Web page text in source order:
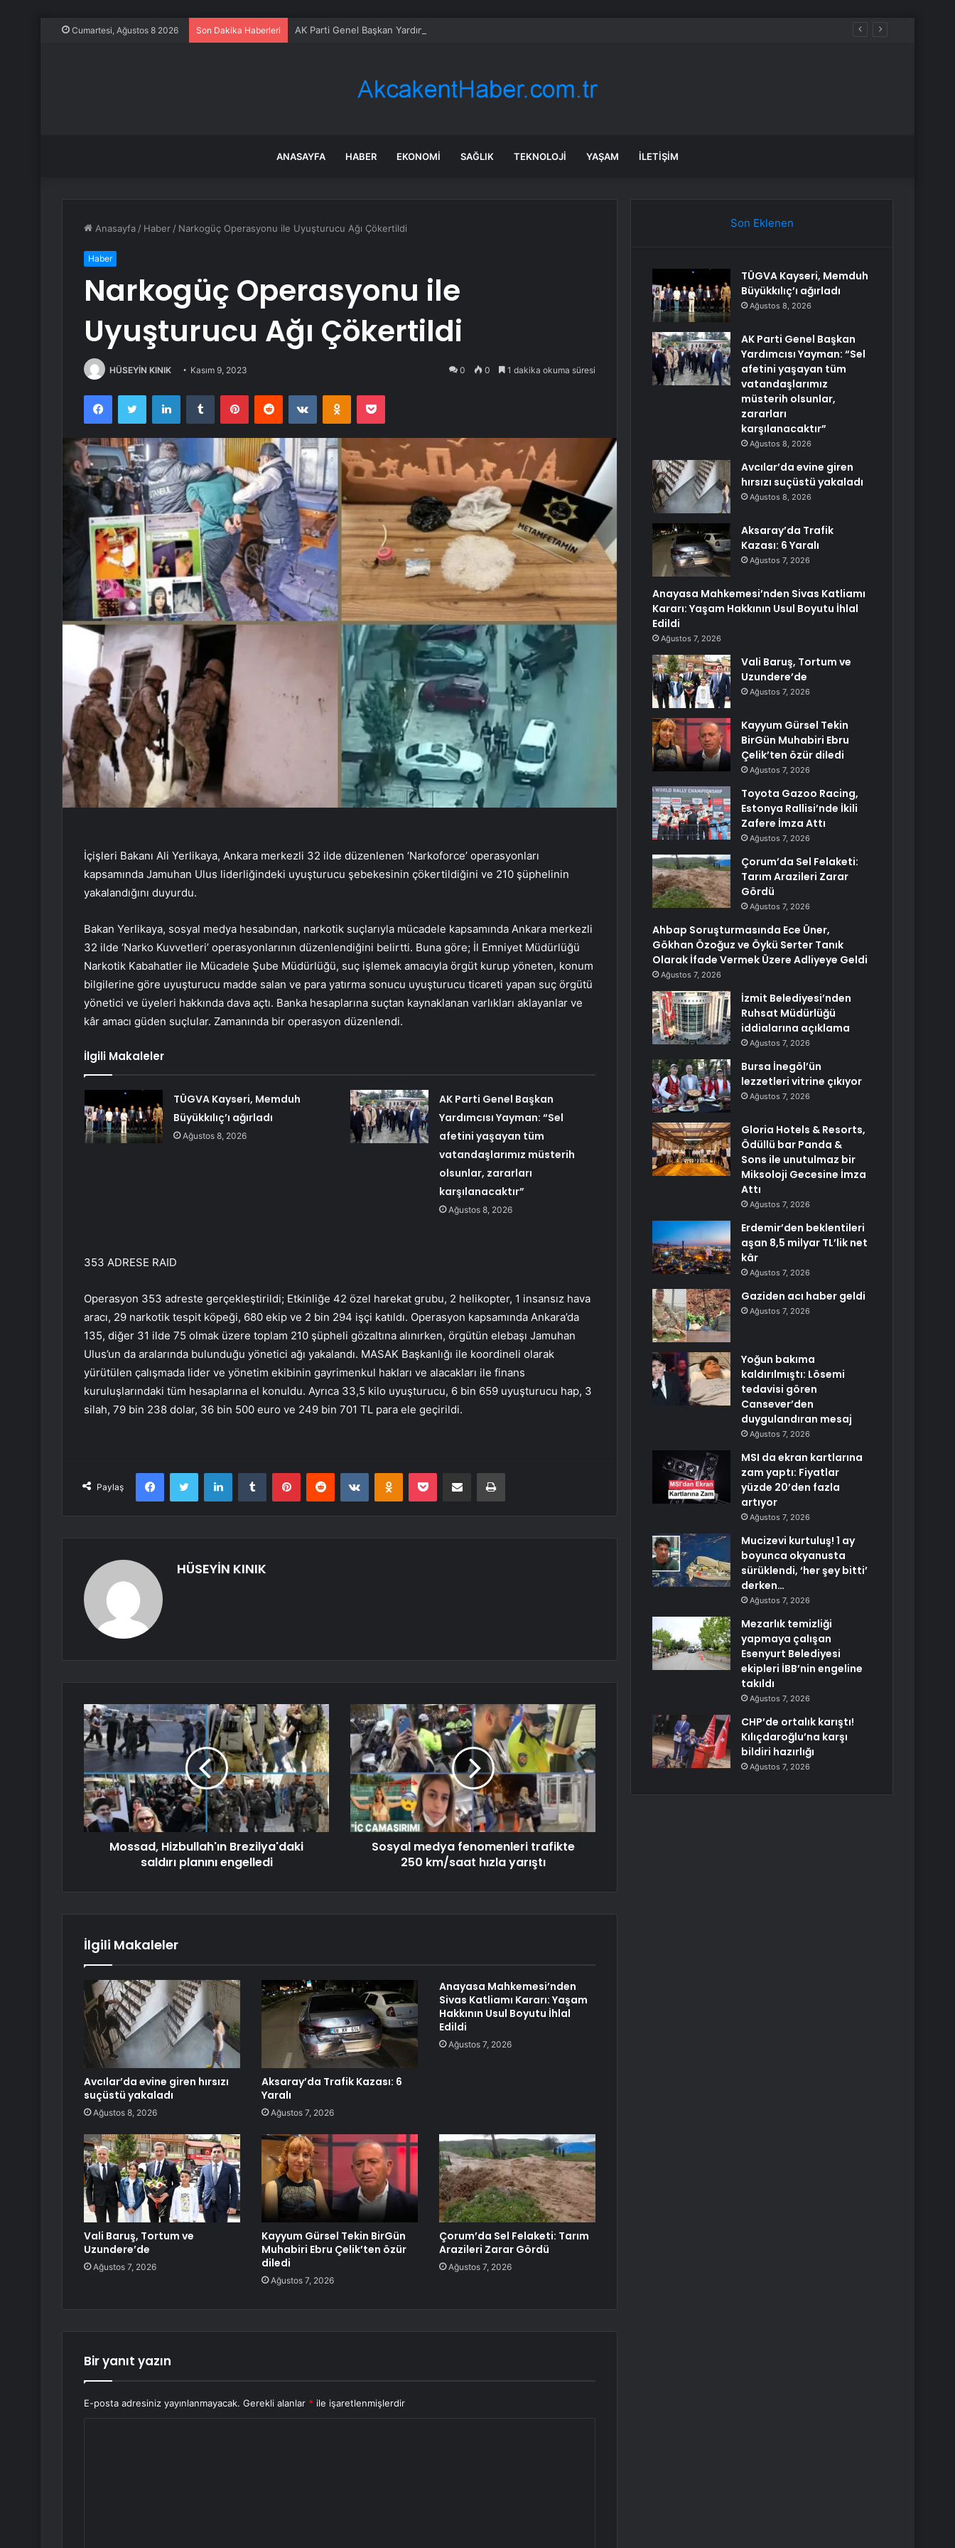
Cumartesi, Ağustos 8 2026 Son Dakika Haberleri
ANASAYFA HABER EKONOMI SAĞLIK TEKNOLOJI YAŞAM İLETIŞIM
Anasayfa / Haber / Narkogüç Operasyonu ile Uyuşturucu Ağı Çökertildi
Haber
Narkogüç Operasyonu ile
Uyuşturucu Ağı Çökertildi
HÜSEYİN KINIK Kasım 9, 2023 0 0 1 dakika okuma süresi
FacebookTwitter LinkedInTumblr PinterestReddit VKontakteOdnoklassniki
Pocket
İçişleri Bakanı Ali Yerlikaya, Ankara merkezli 32 ilde düzenlenen ‘Narkoforce’ operasyonları
kapsamında Jamuhan Ulus liderliğindeki uyuşturucu şebekesinin çökertildiğini ve 210 şüphelinin
yakalandığını duyurdu.
Bakan Yerlikaya, sosyal medya hesabından, narkotik suçlarıyla mücadele kapsamında Ankara merkezli
32 ilde ‘Narko Kuvvetleri’ operasyonlarının düzenlendiğini belirtti. Buna göre; İl Emniyet Müdürlüğü
Narkotik Kabahatler ile Mücadele Şube Müdürlüğü, suç işlemek amacıyla örgüt kurup yöneten, konum
bilgilerine göre uyuşturucu madde salan ve para yatırma sonucu uyuşturucu ticareti yapan suç örgütü
yönetici ve üyeleri hakkında dava açtı. Banka hesaplarına suçtan kaynaklanan varlıkları aklayanlar ve
kâr amacı güden suçlular. Zamanında bir operasyon düzenlendi.
İlgili Makaleler
TÜGVA Kayseri, Memduh
Büyükkılıç’ı ağırladı
Ağustos 8, 2026
AK Parti Genel Başkan
Yardımcısı Yayman: “Sel
afetini yaşayan tüm
vatandaşlarımız müsterih
olsunlar, zararları
karşılanacaktır”
Ağustos 8, 2026
353 ADRESE RAID
Operasyon 353 adreste gerçekleştirildi; Etkinliğe 42 özel harekat grubu, 2 helikopter, 1 insansız hava
aracı, 29 narkotik tespit köpeği, 680 ekip ve 2 bin 294 işçi katıldı. Operasyon kapsamında Ankara’da
135, diğer 31 ilde 75 olmak üzere toplam 210 şüpheli gözaltına alınırken, örgütün elebaşı Jamuhan
Ulus’un da aralarında bulunduğu yönetici ağı yakalandı. MASAK Başkanlığı ile koordineli olarak
yürütülen çalışmada lider ve yönetim ekibinin gayrimenkul hakları ve alacakları ile finans
kuruluşlarındaki tüm hesaplarına el konuldu. Ayrıca 33,5 kilo uyuşturucu, 6 bin 659 uyuşturucu hap, 3
silah, 79 bin 238 dolar, 36 bin 500 euro ve 249 bin 701 TL para ele geçirildi.
Paylaş
FacebookTwitter LinkedInTumblr PinterestReddit VKontakteOdnoklassniki
Pocket E-Posta ile paylaş Yazdır
HÜSEYİN KINIK
Mossad, Hizbullah'ın Brezilya'daki
saldırı planını engelledi
Sosyal medya fenomenleri trafikte
250 km/saat hızla yarıştı
İlgili Makaleler
Avcılar’da evine giren hırsızı
suçüstü yakaladı
Ağustos 8, 2026
Aksaray’da Trafik Kazası: 6
Yaralı
Ağustos 7, 2026
Anayasa Mahkemesi’nden
Sivas Katliamı Kararı: Yaşam
Hakkının Usul Boyutu İhlal
Edildi
Ağustos 7, 2026
Vali Baruş, Tortum ve
Uzundere’de
Ağustos 7, 2026
Kayyum Gürsel Tekin BirGün
Muhabiri Ebru Çelik’ten özür
diledi
Ağustos 7, 2026
Çorum’da Sel Felaketi: Tarım
Arazileri Zarar Gördü
Ağustos 7, 2026
Bir yanıt yazın
E-posta adresiniz yayınlanmayacak. Gerekli alanlar * ile işaretlenmişlerdir
Son Eklenen
TÜGVA Kayseri, Memduh
Büyükkılıç’ı ağırladı
Ağustos 8, 2026
AK Parti Genel Başkan
Yardımcısı Yayman: “Sel
afetini yaşayan tüm
vatandaşlarımız
müsterih olsunlar,
zararları
karşılanacaktır”
Ağustos 8, 2026
Avcılar’da evine giren
hırsızı suçüstü yakaladı
Ağustos 8, 2026
Aksaray’da Trafik
Kazası: 6 Yaralı
Ağustos 7, 2026
Anayasa Mahkemesi’nden Sivas Katliamı
Kararı: Yaşam Hakkının Usul Boyutu İhlal
Edildi
Ağustos 7, 2026
Vali Baruş, Tortum ve
Uzundere’de
Ağustos 7, 2026
Kayyum Gürsel Tekin
BirGün Muhabiri Ebru
Çelik’ten özür diledi
Ağustos 7, 2026
Toyota Gazoo Racing,
Estonya Rallisi’nde İkili
Zafere İmza Attı
Ağustos 7, 2026
Çorum’da Sel Felaketi:
Tarım Arazileri Zarar
Gördü
Ağustos 7, 2026
Ahbap Soruşturmasında Ece Üner,
Gökhan Özoğuz ve Öykü Serter Tanık
Olarak İfade Vermek Üzere Adliyeye Geldi
Ağustos 7, 2026
İzmit Belediyesi’nden
Ruhsat Müdürlüğü
iddialarına açıklama
Ağustos 7, 2026
Bursa İnegöl’ün
lezzetleri vitrine çıkıyor
Ağustos 7, 2026
Gloria Hotels & Resorts,
Ödüllü bar Panda &
Sons ile unutulmaz bir
Miksoloji Gecesine İmza
Attı
Ağustos 7, 2026
Erdemir’den beklentileri
aşan 8,5 milyar TL’lik net
kâr
Ağustos 7, 2026
Gaziden acı haber geldi
Ağustos 7, 2026
Yoğun bakıma
kaldırılmıştı: Lösemi
tedavisi gören
Cansever’den
duygulandıran mesaj
Ağustos 7, 2026
MSI da ekran kartlarına
zam yaptı: Fiyatlar
yüzde 20’den fazla
artıyor
Ağustos 7, 2026
Mucizevi kurtuluş! 1 ay
boyunca okyanusta
sürüklendi, ‘her şey bitti’
derken…
Ağustos 7, 2026
Mezarlık temizliği
yapmaya çalışan
Esenyurt Belediyesi
ekipleri İBB’nin engeline
takıldı
Ağustos 7, 2026
CHP’de ortalık karıştı!
Kılıçdaroğlu’na karşı
bildiri hazırlığı
Ağustos 7, 2026